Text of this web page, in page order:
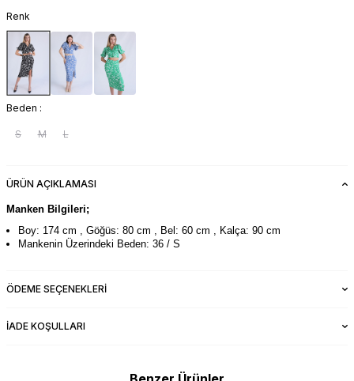
Renk
Beden :
S M L
ÜRÜN AÇIKLAMASI
Manken Bilgileri;
Boy: 174 cm , Göğüs: 80 cm , Bel: 60 cm , Kalça: 90 cm
Mankenin Üzerindeki Beden: 36 / S
ÖDEME SEÇENEKLERI
İADE KOŞULLARI